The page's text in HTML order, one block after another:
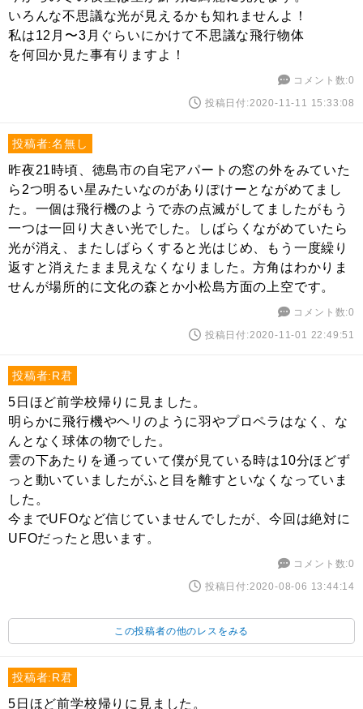
いろんな不思議な光が見えるかも知れませんよ！
私は12月〜3月ぐらいにかけて不思議な飛行物体
を何回か見た事有りますよ！
コメント数:0
投稿日付:2020-11-11 15:33:08
投稿者:名無し
昨夜21時頃、徳島市の自宅アパートの窓の外をみていた
ら2つ明るい星みたいなのがありぽけーとながめてまし
た。一個は飛行機のようで赤の点滅がしてましたがもう
一つは一回り大きい光でした。しばらくながめていたら
光が消え、またしばらくすると光はじめ、もう一度繰り
返すと消えたまま見えなくなりました。方角はわかりま
せんが場所的に文化の森とか小松島方面の上空です。
コメント数:0
投稿日付:2020-11-01 22:49:51
投稿者:R君
5日ほど前学校帰りに見ました。
明らかに飛行機やヘリのように羽やプロペラはなく、な
んとなく球体の物でした。
雲の下あたりを通っていて僕が見ている時は10分ほどず
っと動いていましたがふと目を離すといなくなっていま
した。
今までUFOなど信じていませんでしたが、今回は絶対に
UFOだったと思います。
コメント数:0
投稿日付:2020-08-06 13:44:14
この投稿者の他のレスをみる
投稿者:R君
5日ほど前学校帰りに見ました。